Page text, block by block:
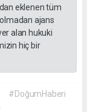
eklenen tüm
ajans
alan hukuki
hiç bir
#DoğumHaberi